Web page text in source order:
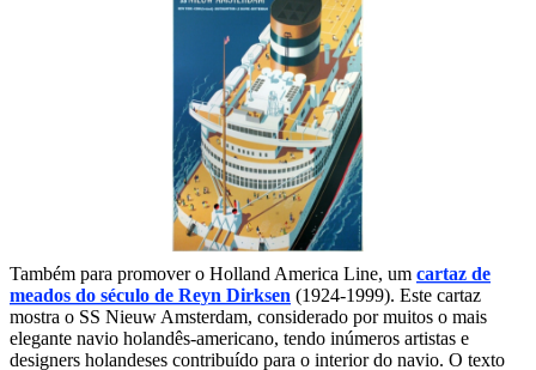
Também para promover o Holland America Line, um cartaz de
meados do século de Reyn Dirksen (1924-1999). Este cartaz
mostra o SS Nieuw Amsterdam, considerado por muitos o mais
elegante navio holandês-americano, tendo inúmeros artistas e
designers holandeses contribuído para o interior do navio. O texto